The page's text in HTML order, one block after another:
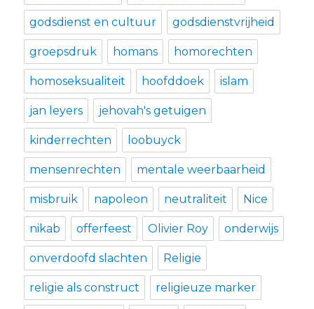
godsdienst en cultuur godsdienstvrijheid
groepsdruk homans homorechten
homoseksualiteit hoofddoek islam
jan leyers jehovah's getuigen
kinderrechten loobuyck
mensenrechten mentale weerbaarheid
misbruik napoleon neutraliteit Nice
nikab offerfeest Olivier Roy onderwijs
onverdoofd slachten Religie
religie als construct religieuze marker